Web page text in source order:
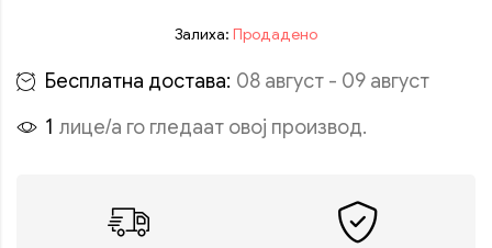
Залиха: Продадено
Бесплатна достава: 08 август - 09 август
1 лице/а го гледаат овој производ.